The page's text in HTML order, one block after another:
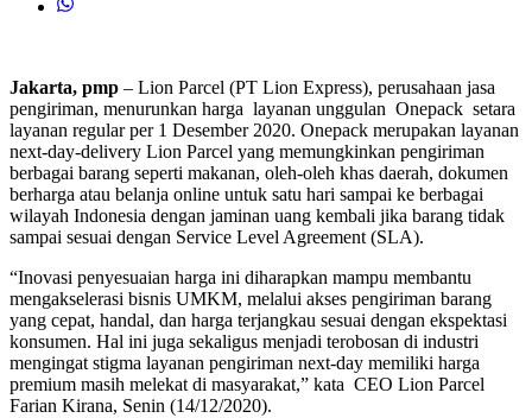
Jakarta, pmp – Lion Parcel (PT Lion Express), perusahaan jasa
pengiriman, menurunkan harga layanan unggulan Onepack setara
layanan regular per 1 Desember 2020. Onepack merupakan layanan
next-day-delivery Lion Parcel yang memungkinkan pengiriman
berbagai barang seperti makanan, oleh-oleh khas daerah, dokumen
berharga atau belanja online untuk satu hari sampai ke berbagai
wilayah Indonesia dengan jaminan uang kembali jika barang tidak
sampai sesuai dengan Service Level Agreement (SLA).
“Inovasi penyesuaian harga ini diharapkan mampu membantu
mengakselerasi bisnis UMKM, melalui akses pengiriman barang
yang cepat, handal, dan harga terjangkau sesuai dengan ekspektasi
konsumen. Hal ini juga sekaligus menjadi terobosan di industri
mengingat stigma layanan pengiriman next-day memiliki harga
premium masih melekat di masyarakat,” kata CEO Lion Parcel
Farian Kirana, Senin (14/12/2020).